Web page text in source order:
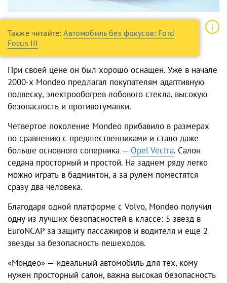
Также читайте:Автомобиль без фокусов: Ford
Focus III
При своей цене он был хорошо оснащен. Уже в начале
2000-х Mondeo предлагал покупателям адаптивную
подвеску, электрообогрев лобового стекла, высокую
безопасность и противотуманки.
Четвертое поколение Mondeo прибавило в размерах
по сравнению с предшественниками и стало даже
больше основного соперника — Opel Vectra. Салон
седана просторный и простой. На заднем ряду легко
можно играть в бадминтон, а за рулем поместятся
сразу два человека.
Благодаря одной платформе с Volvo, Mondeo получил
одну из лучших безопасностей в классе: 5 звезд в
EuroNCAP за защиту пассажиров и водителя и еще 2
звезды за безопасность пешеходов.
«Мондео» — идеальный автомобиль для тех, кому
нужен просторный салон, важна высокая безопасность